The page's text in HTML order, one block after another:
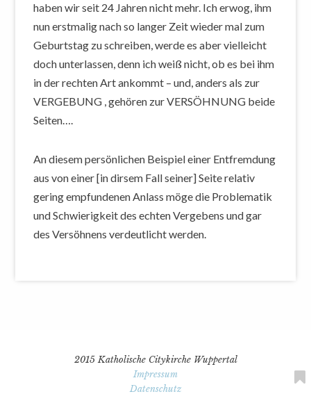
haben wir seit 24 Jahren nicht mehr. Ich erwog, ihm
nun erstmalig nach so langer Zeit wieder mal zum
Geburtstag zu schreiben, werde es aber vielleicht
doch unterlassen, denn ich weiß nicht, ob es bei ihm
in der rechten Art ankommt – und, anders als zur
VERGEBUNG , gehören zur VERSÖHNUNG beide
Seiten….
An diesem persönlichen Beispiel einer Entfremdung
aus von einer [in dirsem Fall seiner] Seite relativ
gering empfundenen Anlass möge die Problematik
und Schwierigkeit des echten Vergebens und gar
des Versöhnens verdeutlicht werden.
2015 Katholische Citykirche Wuppertal
Impressum
Datenschutz